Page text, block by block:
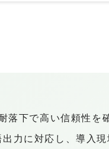
落下で高い信頼性を
力に対応し、導入